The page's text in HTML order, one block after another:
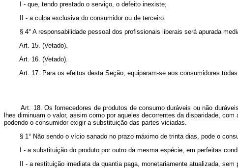
I - que, tendo prestado o serviço, o defeito inexiste;
II - a culpa exclusiva do consumidor ou de terceiro.
§ 4° A responsabilidade pessoal dos profissionais liberais será apurada
Art. 15. (Vetado).
Art. 16. (Vetado).
Art. 17. Para os efeitos desta Seção, equiparam-se aos consumidores
Art. 18. Os fornecedores de produtos de consumo duráveis ou não duráveis
lhes diminuam o valor, assim como por aqueles decorrentes da disparidade,
podendo o consumidor exigir a substituição das partes viciadas.
§ 1° Não sendo o vício sanado no prazo máximo de trinta dias, pode o
I - a substituição do produto por outro da mesma espécie, em perfeitas
II - a restituição imediata da quantia paga, monetariamente atualizada, sem